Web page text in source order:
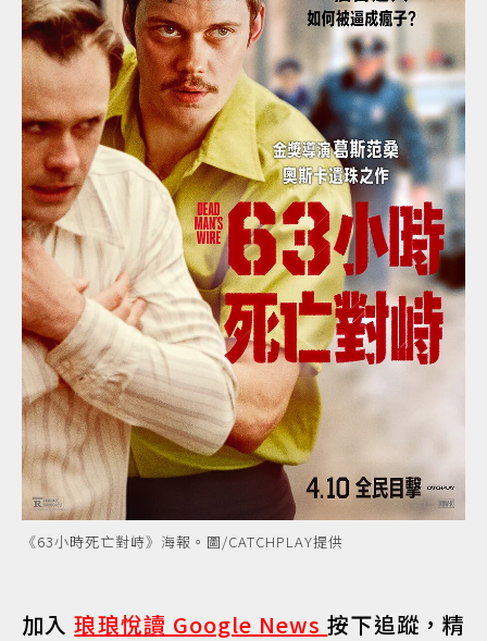
《63小時死亡對峙》海報。圖/CATCHPLAY提供
加入琅琅悅讀 Google News按下追蹤，精